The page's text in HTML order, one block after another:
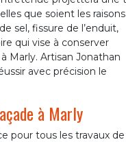
que soient les
sel, fissure de l’enduit,
qui vise à conserver
Marly. Artisan Jonathan
avec précision le
à Marly
pour tous les travaux de